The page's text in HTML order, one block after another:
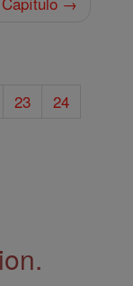
23 24